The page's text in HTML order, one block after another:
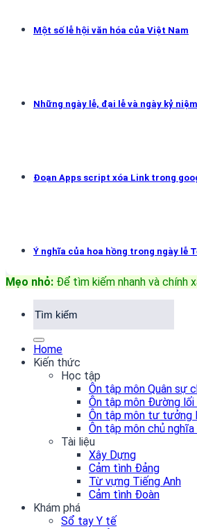
Một số lễ hội văn hóa của Việt Nam
Những ngày lễ, đại lễ và ngày kỷ niệm
Đoạn Apps script xóa Link trong
Ý nghĩa của hoa hồng trong ngày lễ
Mẹo nhỏ: Để tìm kiếm nhanh và chính
Home
Kiến thức
Học tập
Ôn tập môn Quân sự
Ôn tập môn Đường lối
Ôn tập môn tư tưởng
Ôn tập môn chủ
Tài liệu
Xây Dựng
Cảm tình Đảng
Từ vựng Tiếng Anh
Cảm tình Đoàn
Khám phá
Sổ tay Y tế